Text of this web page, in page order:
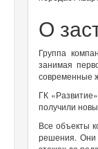
О
Группа
занимая
современные
ГК
получили
Все объекты
решения. Они